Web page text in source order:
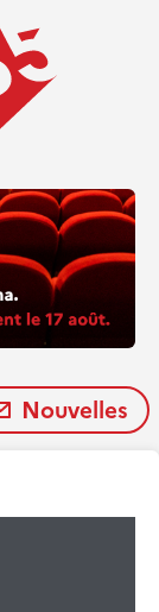
Nouvelles